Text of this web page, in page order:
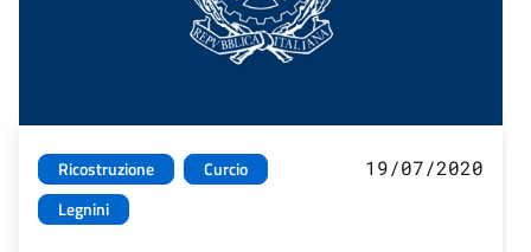
Ricostruzione
Curcio
Legnini
19/07/2020